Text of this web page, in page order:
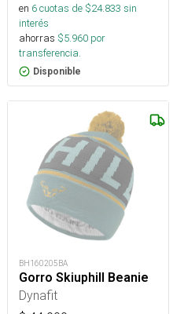
en 6cuotas de $24.833 sin
interés
ahorras $5.960 por
transferencia.
Disponible
BH160205BA
Gorro Skiuphill Beanie
Dynafit